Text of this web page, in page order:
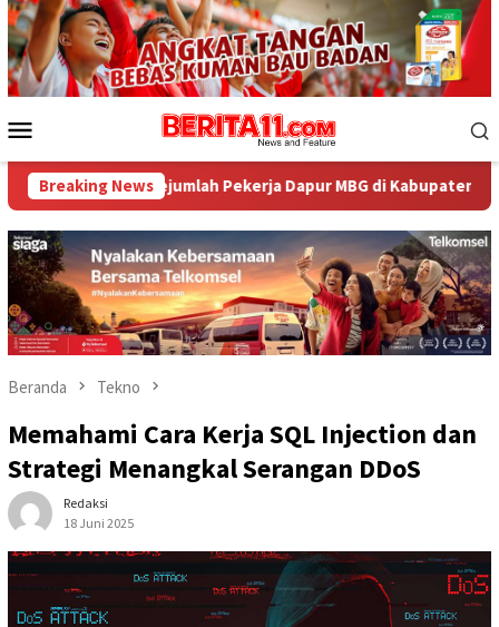
Loncat
ke
konten
Mobile
Breaking News
Pekerja Dapur MBG di Kabupaten Bima Dilaporkan Positif
Beranda Tekno
Memahami Cara Kerja SQL Injection dan
Strategi Menangkal Serangan DDoS
Redaksi
18 Juni 2025